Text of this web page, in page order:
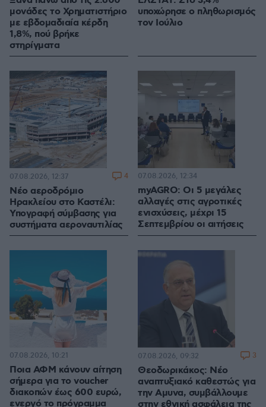
μονάδες το Χρηματιστήριο
με εβδομαδιαία κέρδη
1,8%, πού βρήκε
στηρίγματα
υποχώρησε ο πληθωρισμός
τον Ιούλιο
Νέο αεροδρόμιο
Ηρακλείου στο Καστέλι:
Υπογραφή σύμβασης για
συστήματα αεροναυτιλίας
07.08.2026, 12:37 4
myAGRO: Οι 5 μεγάλες
αλλαγές στις αγροτικές
ενισχύσεις, μέχρι 15
Σεπτεμβρίου οι αιτήσεις
07.08.2026, 12:34
Ποια ΑΦΜ κάνουν αίτηση
σήμερα για το voucher
διακοπών έως 600 ευρώ,
ενεργό το πρόγραμμα
07.08.2026, 10:21
Θεοδωρικάκος: Νέο
αναπτυξιακό καθεστώς για
την Αμυνα, συμβάλλουμε
στην εθνική ασφάλεια της
07.08.2026, 09:32 3